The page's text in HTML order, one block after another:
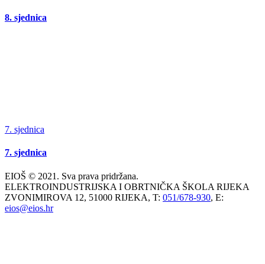
8. sjednica
7. sjednica
7. sjednica
EIOŠ © 2021. Sva prava pridržana.
ELEKTROINDUSTRIJSKA I OBRTNIČKA ŠKOLA RIJEKA
ZVONIMIROVA 12, 51000 RIJEKA, T: 051/678-930, E:
eios@eios.hr